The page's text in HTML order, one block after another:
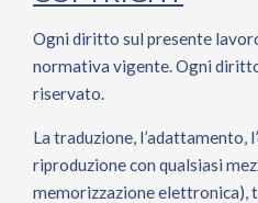
Ogni diritto sul presente
normativa vigente. Ogni
riservato.
La traduzione, l’adattamento,
riproduzione con qualsiasi
memorizzazione elettronica),